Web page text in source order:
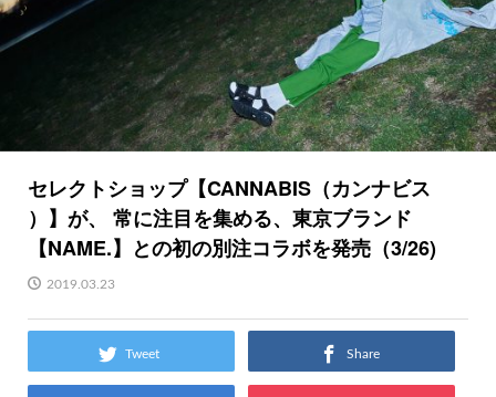
セレクトショップ【CANNABIS（カンナビス
）】が、 常に注目を集める、東京ブランド
【NAME.】との初の別注コラボを発売（3/26)
2019.03.23
Tweet Share